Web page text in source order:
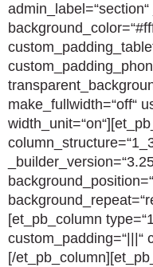
make_fullwidth=“off“
[et_pb_column
custom_padding=“|||“
[/